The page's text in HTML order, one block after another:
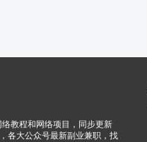
教程和网络项目，同步更新
各大公众号最新副业兼职，找